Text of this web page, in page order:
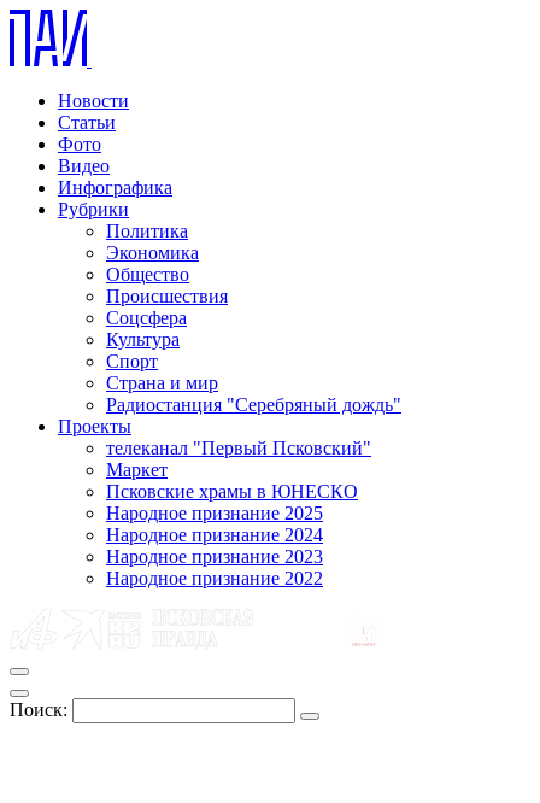
Новости
Статьи
Фото
Видео
Инфографика
Рубрики
Политика
Экономика
Общество
Происшествия
Соцсфера
Культура
Спорт
Страна и мир
Радиостанция "Серебряный дождь"
Проекты
телеканал "Первый Псковский"
Маркет
Псковские храмы в ЮНЕСКО
Народное признание 2025
Народное признание 2024
Народное признание 2023
Народное признание 2022
Поиск: